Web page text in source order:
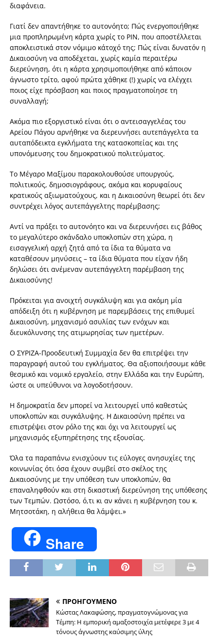
διαφάνεια.
Γιατί δεν απαντήθηκε το αυτονόητο; Πώς ενεργοποιήθηκε
μια προπληρωμένη κάρτα χωρίς το PIN, που αποστέλλεται
αποκλειστικά στον νόμιμο κάτοχό της; Πώς είναι δυνατόν η
Δικαιοσύνη να αποδέχεται, χωρίς καμία περαιτέρω
διερεύνηση, ότι η κάρτα χρησιμοποιήθηκε από κάποιον
άγνωστο τρίτο, αφού πρώτα χάθηκε (!) χωρίς να ελέγχει
ποιος είχε πρόσβαση και ποιος πραγματοποίησε τη
συναλλαγή;
Ακόμα πιο εξοργιστικό είναι ότι ο αντεισαγγελέας του
Αρείου Πάγου αρνήθηκε να διερευνήσει αυτεπάγγελτα τα
αυταπόδεικτα εγκλήματα της κατασκοπείας και της
υπονόμευσης του δημοκρατικού πολιτεύματος.
Το Μέγαρο Μαξίμου παρακολουθούσε υπουργούς,
πολιτικούς, δημοσιογράφους, ακόμα και κορυφαίους
κρατικούς αξιωματούχους, και η Δικαιοσύνη θεωρεί ότι δεν
συντρέχει λόγος αυτεπάγγελτης παρέμβασης;
Αντί να πράξει το αυτονόητο και να διερευνήσει εις βάθος
το μεγαλύτερο σκάνδαλο υποκλοπών στη χώρα, η
εισαγγελική αρχή ζητά από τα ίδια τα θύματα να
καταθέσουν μηνύσεις – τα ίδια θύματα που είχαν ήδη
δηλώσει ότι ανέμεναν αυτεπάγγελτη παρέμβαση της
Δικαιοσύνης!
Πρόκειται για ανοιχτή συγκάλυψη και για ακόμη μία
απόδειξη ότι η κυβέρνηση με παρεμβάσεις της επιθυμεί
Δικαιοσύνη, μηχανισμό ασυλίας των ενόχων και
διευκόλυνσης της ατιμωρησίας των ημετέρων.
Ο ΣΥΡΙΖΑ-Προοδευτική Συμμαχία δεν θα επιτρέψει την
παραγραφή αυτού του εγκλήματος. Θα αξιοποιήσουμε κάθε
θεσμικό και νομικό εργαλείο, στην Ελλάδα και την Ευρώπη,
ώστε οι υπεύθυνοι να λογοδοτήσουν.
Η δημοκρατία δεν μπορεί να λειτουργεί υπό καθεστώς
υποκλοπών και συγκάλυψης. Η Δικαιοσύνη πρέπει να
επιστρέψει στον ρόλο της και όχι να λειτουργεί ως
μηχανισμός εξυπηρέτησης της εξουσίας.
Όλα τα παραπάνω ενισχύουν τις εύλογες ανησυχίες της
κοινωνίας ότι όσα έχουν συμβεί στο σκέλος της
Δικαιοσύνης με την υπόθεση των υποκλοπών, θα
επαναληφθούν και στη δικαστική διερεύνηση της υπόθεσης
των Τεμπών. Ωστόσο, ό,τι κι αν κάνει η κυβέρνηση του κ.
Μητσοτάκη, η αλήθεια θα λάμψει.»
Share
ΠΡΟΗΓΟΥΜΕΝΟ
Κώστας Λακαφώσης, πραγματογνώμονας για
Τέμπη: Η εμπορική αμαξοστοιχία μετέφερε 3 με 4
τόνους άγνωστης καύσιμης ύλης